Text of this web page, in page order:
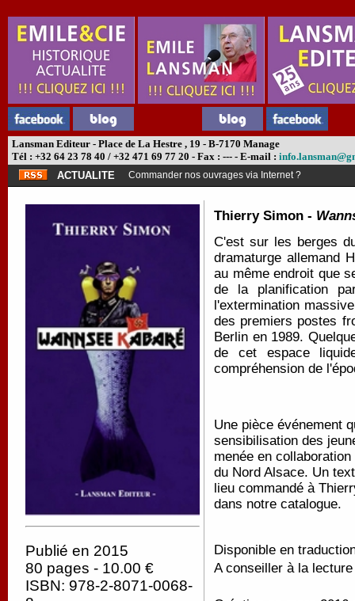
Lansman Editeur - Place de La Hestre , 19 - B-7170 Manage
Tél : +32 64 23 78 40 / +32 471 69 77 20 - Fax : --- - E-mail :
ACTUALITE
Commander nos ouvrages via Internet ?
Publié en 2015
80 pages - 10.00 €
ISBN: 978-2-8071-0068-
Thierry Simon -
C'est sur les berges
dramaturge allemand
au même endroit que
de la planification
l'extermination
des premiers postes
Berlin en 1989.
de cet espace
compréhension de
Une pièce événement
sensibilisation des
menée en
du Nord Alsace. Un
lieu commandé à
dans notre catalogue.
Disponible en
A conseiller à la